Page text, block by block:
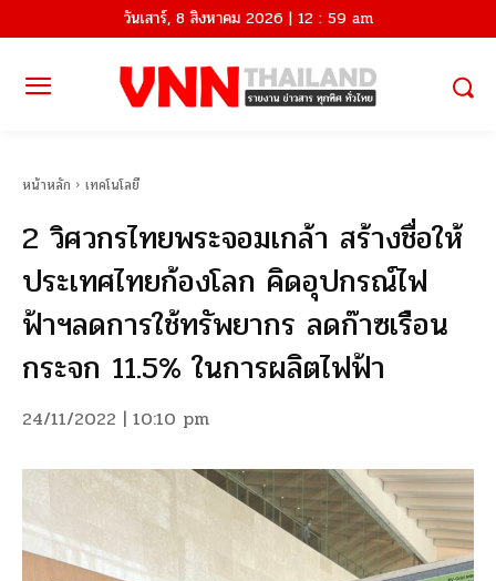
วันเสาร์, 8 สิงหาคม 2026 | 12 : 59 am
หน้าหลัก เทคโนโลยี
2 วิศวกรไทยพระจอมเกล้า สร้างชื่อให้
ประเทศไทยก้องโลก คิดอุปกรณ์ไฟ
ฟ้าฯลดการใช้ทรัพยากร ลดก๊าซเรือน
กระจก 11.5% ในการผลิตไฟฟ้า
24/11/2022 | 10:10 pm